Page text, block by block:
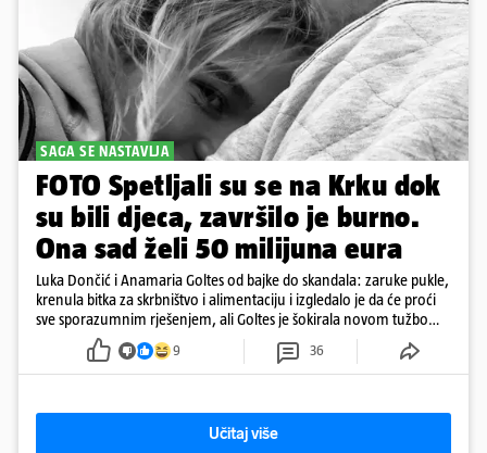
SAGA SE NASTAVLJA
FOTO Spetljali su se na Krku dok
su bili djeca, završilo je burno.
Ona sad želi 50 milijuna eura
Luka Dončić i Anamaria Goltes od bajke do skandala: zaruke pukle,
krenula bitka za skrbništvo i alimentaciju i izgledalo je da će proći
sve sporazumnim rješenjem, ali Goltes je šokirala novom tužbom
u Sloveniji
9 36
Učitaj više